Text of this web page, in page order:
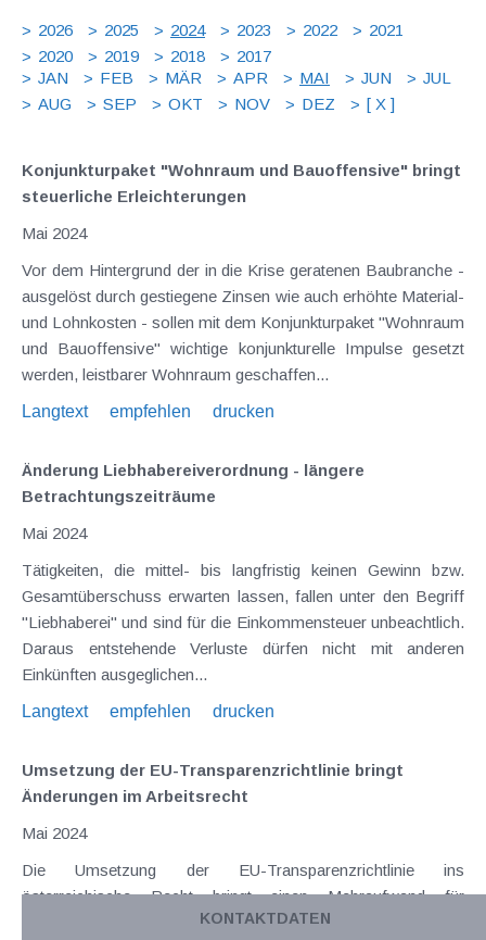
2026 2025 2024 2023 2022
2021
2020
2019 2018
2017
JAN
FEB MÄR APR MAI JUN
JUL
AUG
SEP OKT NOV DEZ [ X ]
Konjunkturpaket "Wohnraum und Bauoffensive" bringt
steuerliche Erleichterungen
Mai 2024
Vor dem Hintergrund der in die Krise geratenen Baubranche -
ausgelöst durch gestiegene Zinsen wie auch erhöhte Material-
und Lohnkosten - sollen mit dem Konjunkturpaket "Wohnraum
und Bauoffensive" wichtige konjunkturelle Impulse gesetzt
werden, leistbarer Wohnraum geschaffen...
Langtext
empfehlen drucken
Änderung Liebhabereiverordnung - längere
Betrachtungszeiträume
Mai 2024
Tätigkeiten, die mittel- bis langfristig keinen Gewinn bzw.
Gesamtüberschuss erwarten lassen, fallen unter den Begriff
"Liebhaberei" und sind für die Einkommensteuer unbeachtlich.
Daraus entstehende Verluste dürfen nicht mit anderen
Einkünften ausgeglichen...
Langtext
empfehlen drucken
Umsetzung der EU-Transparenzrichtlinie bringt
Änderungen im Arbeitsrecht
Mai 2024
Die Umsetzung der EU-Transparenzrichtlinie ins
österreichische Recht bringt einen Mehraufwand für
Arbeitgeber mit sich. Umfasst sind neben erhöhten
KONTAKTDATEN